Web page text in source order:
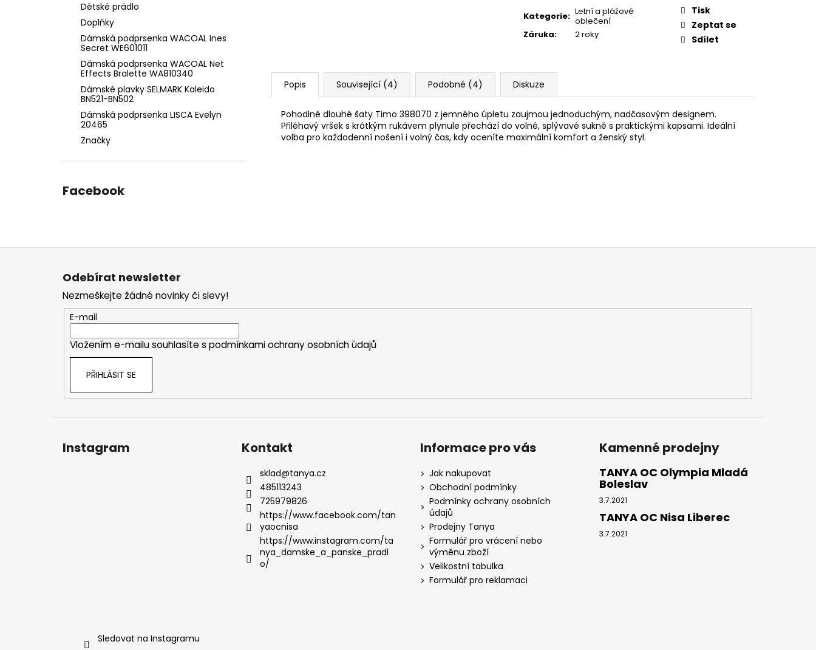
Dětské prádlo
Doplňky
Dámská podprsenka WACOAL Ines
Secret WE601011
Dámská podprsenka WACOAL Net
Effects Bralette WA810340
Dámské plavky SELMARK Kaleido
BN521-BN502
Dámská podprsenka LISCA Evelyn
20465
Značky
Facebook
Kategorie: Letní a plážové
oblečení
Záruka: 2 roky
Tisk
Zeptat se
Sdílet
Popis Související (4) Podobné (4) Diskuze
Pohodlné dlouhé šaty Timo 398070 z jemného úpletu zaujmou jednoduchým, nadčasovým designem.
Přiléhavý vršek s krátkým rukávem plynule přechází do volné, splývavé sukně s praktickými kapsami. Ideální
volba pro každodenní nošení i volný čas, kdy oceníte maximální komfort a ženský styl.
Z
Odebírat newsletter
Nezmeškejte žádné novinky či slevy!
E-mail
Vložením e-mailu souhlasíte s podmínkami ochrany osobních údajů
PŘIHLÁSIT SE
Instagram
Sledovat na Instagramu
Kontakt
sklad@tanya.cz
485113243
725979826
https://www.facebook.com/tan
yaocnisa
https://www.instagram.com/ta
nya_damske_a_panske_pradl
o/
Informace pro vás
Jak nakupovat
Obchodní podmínky
Podmínky ochrany osobních
údajů
Prodejny Tanya
Formulář pro vrácení nebo
výměnu zboží
Velikostní tabulka
Formulář pro reklamaci
Kamenné prodejny
TANYA OC Olympia Mladá
Boleslav
3.7.2021
TANYA OC Nisa Liberec
3.7.2021